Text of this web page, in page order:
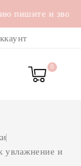
пишите и звоните
0
увлажнение и